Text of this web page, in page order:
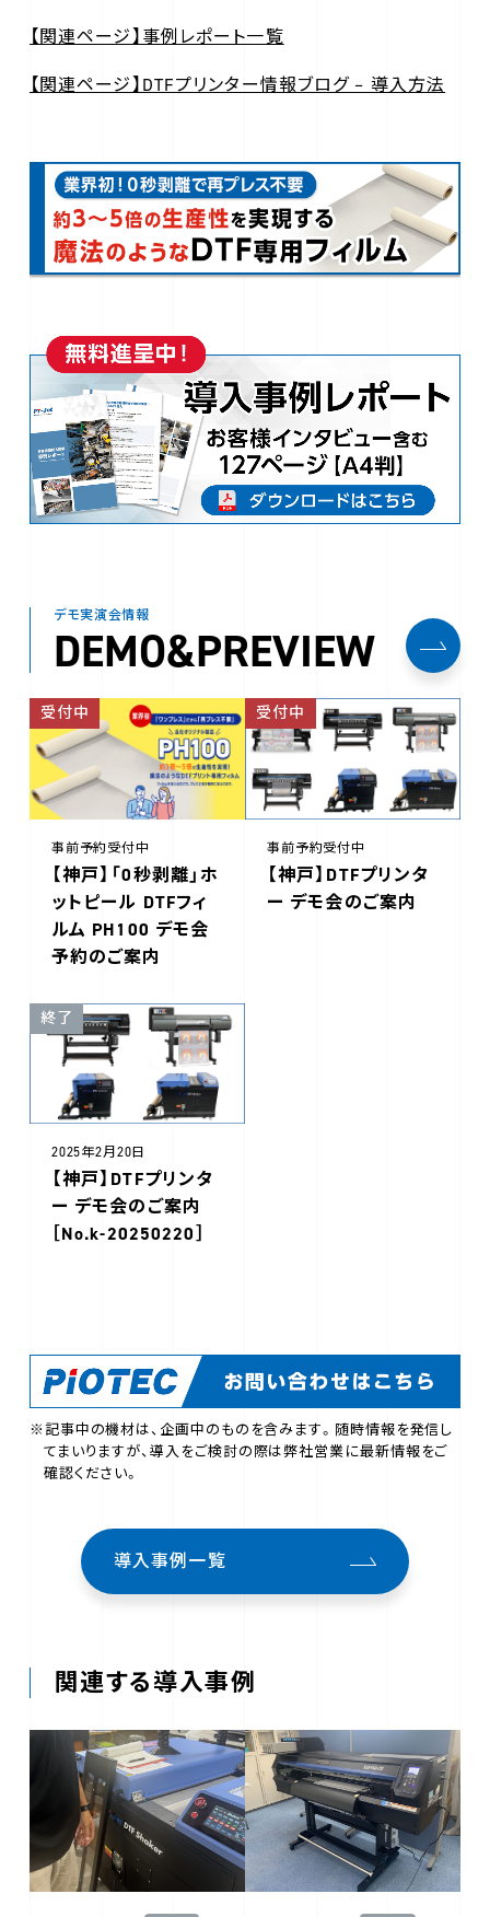
【関連ページ】事例レポート一覧
【関連ページ】DTFプリンター情報ブログ – 導入方法
デモ実演会情報
DEMO&PREVIEW
受付中
事前予約受付中
【神戸】「0秒剥離」ホ
ットピール DTFフィ
ルム PH100 デモ会
予約のご案内
受付中
事前予約受付中
【神戸】DTFプリンタ
ー デモ会のご案内
終了
2025年2月20日
【神戸】DTFプリンタ
ー デモ会のご案内
［No.k-20250220］
※記事中の機材は、企画中のものを含みます。随時情報を発信し
てまいりますが、導入をご検討の際は弊社営業に最新情報をご
確認ください。
導入事例一覧
関連する導入事例